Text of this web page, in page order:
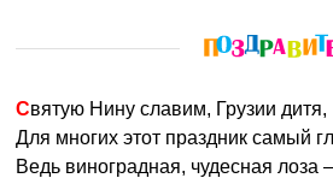
Святую Нину славим, Грузии дитя,
Для многих этот праздник самый
Ведь виноградная, чудесная лоза